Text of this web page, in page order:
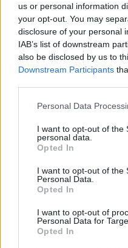
us or personal information
your opt-out. You may
disclosure of your personal
IAB’s list of downstream
also be disclosed by us to
Downstream Participants
Personal Data
I want to opt-out of the
personal data.
Opted In
I want to opt-out of the
Personal Data.
Opted In
I want to opt-out of
Personal Data for
Opted In